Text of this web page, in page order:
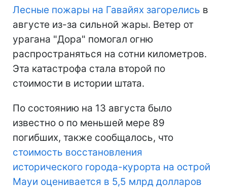
Лесные пожары на Гавайях загорелись в
августе из-за сильной жары. Ветер от
урагана "Дора" помогал огню
распространяться на сотни километров.
Эта катастрофа стала второй по
стоимости в истории штата.
По состоянию на 13 августа было
известно о по меньшей мере 89
погибших, также сообщалось, что
стоимость восстановления
исторического города-курорта на острой
Мауи оценивается в 5,5 млрд долларов